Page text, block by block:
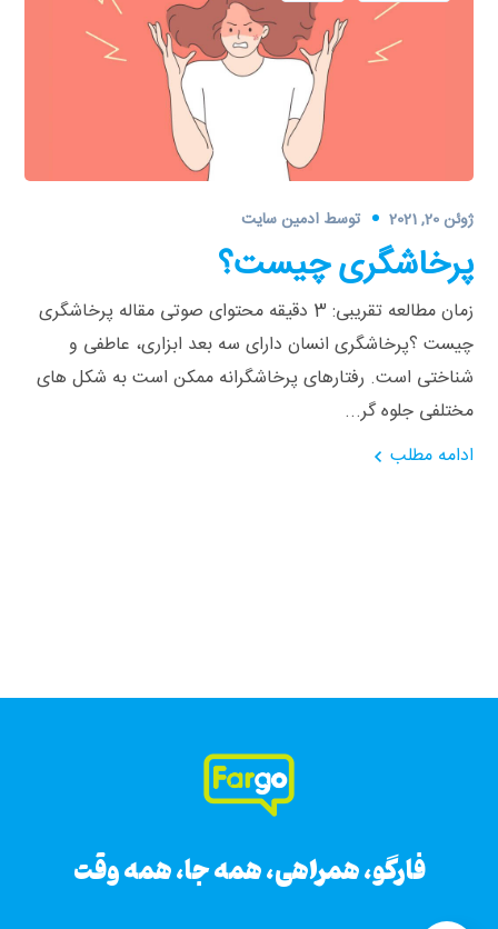
ژوئن 20, 2021 توسطادمین سایت
پرخاشگری چیست؟
زمان مطالعه تقریبی: 3 دقیقه محتوای صوتی مقاله پرخاشگری
چیست ؟پرخاشگری انسان دارای سه بعد ابزاری، عاطفی و
شناختی است. رفتارهای پرخاشگرانه ممکن است به شکل ‌های
مختلفی جلوه ‌گر...
ادامه مطلب
فارگو، همراهی، همه جا، همه وقت